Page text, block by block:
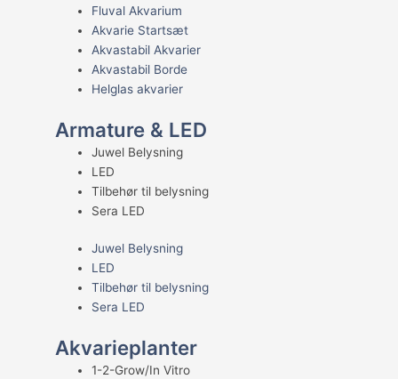
Fluval Akvarium
Akvarie Startsæt
Akvastabil Akvarier
Akvastabil Borde
Helglas akvarier
Armature & LED
Juwel Belysning
LED
Tilbehør til belysning
Sera LED
Juwel Belysning
LED
Tilbehør til belysning
Sera LED
Akvarieplanter
1-2-Grow/In Vitro